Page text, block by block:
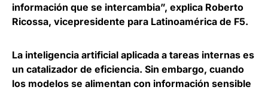
información que se intercambia”, explica Roberto
Ricossa, vicepresidente para Latinoamérica de F5.
La inteligencia artificial aplicada a tareas internas es
un catalizador de eficiencia. Sin embargo, cuando
los modelos se alimentan con información sensible